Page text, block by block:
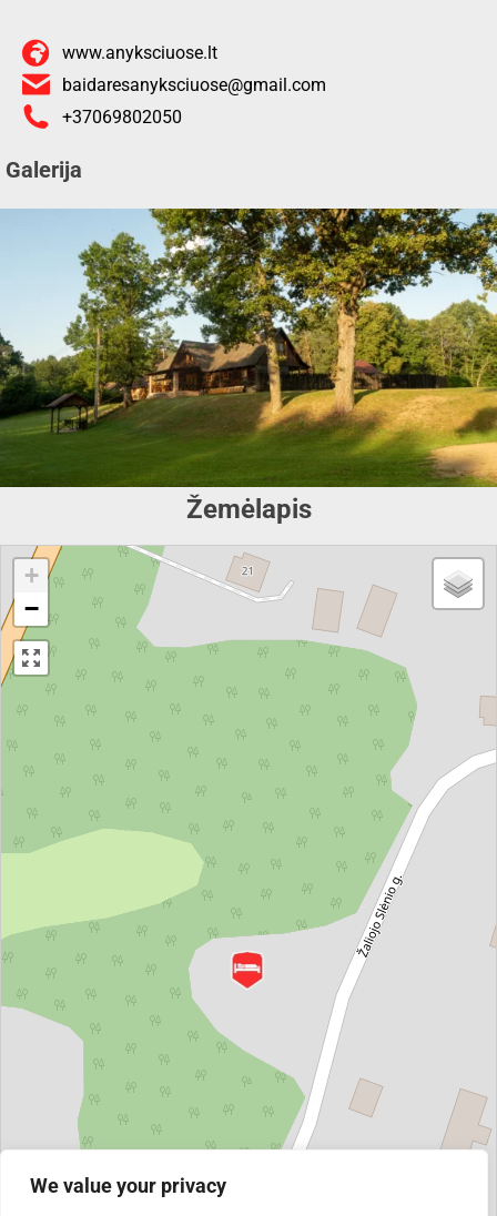
We value your privacy
www.anyksciuose.lt
baidaresanyksciuose@gmail.com
+37069802050
Galerija
Žemėlapis
+
−